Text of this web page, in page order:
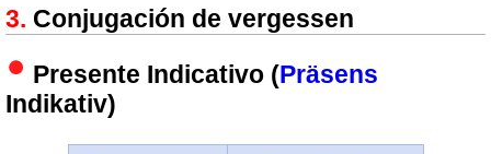
Conjugación de vergessen
Presente Indicativo (Präsens
Indikativ)